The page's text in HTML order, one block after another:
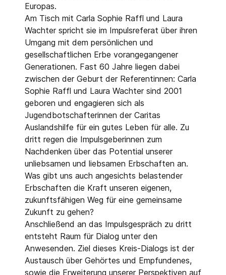
Europas.
Am Tisch mit Carla Sophie Raffl und Laura
Wachter spricht sie im Impulsreferat über ihren
Umgang mit dem persönlichen und
gesellschaftlichen Erbe vorangegangener
Generationen. Fast 60 Jahre liegen dabei
zwischen der Geburt der Referentinnen: Carla
Sophie Raffl und Laura Wachter sind 2001
geboren und engagieren sich als
Jugendbotschafterinnen der Caritas
Auslandshilfe für ein gutes Leben für alle. Zu
dritt regen die Impulsgeberinnen zum
Nachdenken über das Potential unserer
unliebsamen und liebsamen Erbschaften an.
Was gibt uns auch angesichts belastender
Erbschaften die Kraft unseren eigenen,
zukunftsfähigen Weg für eine gemeinsame
Zukunft zu gehen?
Anschließend an das Impulsgespräch zu dritt
entsteht Raum für Dialog unter den
Anwesenden. Ziel dieses Kreis-Dialogs ist der
Austausch über Gehörtes und Empfundenes,
sowie die Erweiterung unserer Perspektiven auf